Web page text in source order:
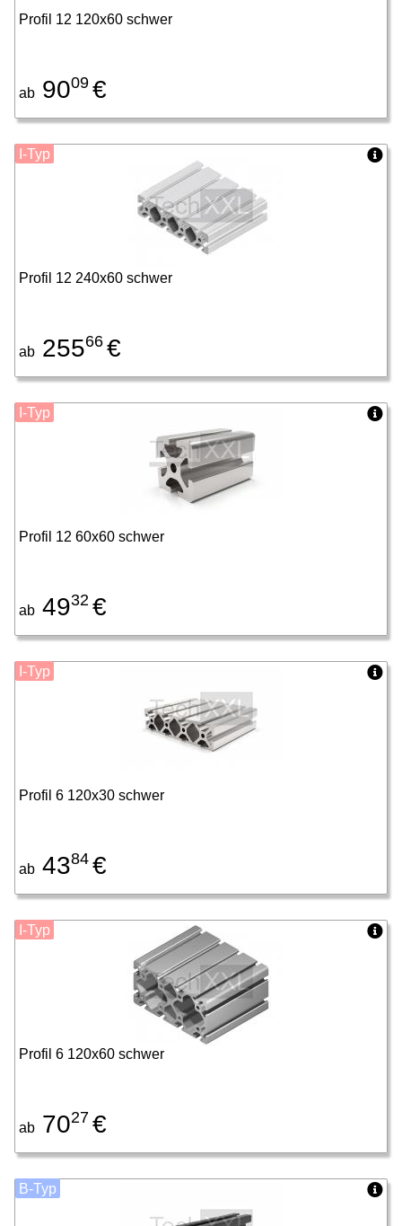
Profil 12 120x60 schwer
ab 9009 €
Profil 12 240x60 schwer
ab 25566 €
I-Typ
Profil 12 60x60 schwer
ab 4932 €
I-Typ
Profil 6 120x30 schwer
ab 4384 €
I-Typ
Profil 6 120x60 schwer
ab 7027 €
I-Typ
B-Typ